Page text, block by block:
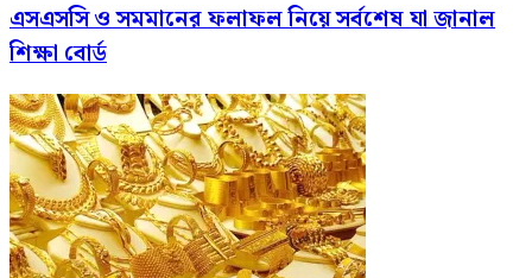
এসএসসি ও সমমানের ফলাফল নিয়ে সর্বশেষ যা জানাল
শিক্ষা বোর্ড